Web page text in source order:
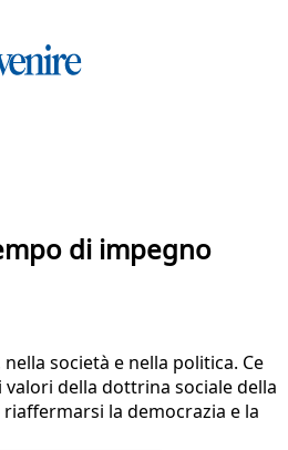
di impegno
società e nella politica. Ce
valori della dottrina sociale della
la democrazia e la